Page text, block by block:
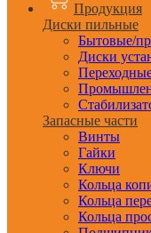
Продукция
Диски пильные
Бытовые/
Диски
Запасные части
Винты
Гайки
Ключи
Кольца
Кольца
Кольца